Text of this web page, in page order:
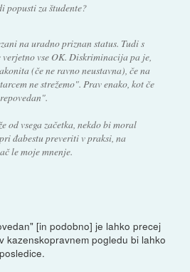
popusti za študente?
na uradno priznan status. Tudi s
vse OK. Diskriminacija pa je,
(če ne ravno neustavna), če na
ne strežemo". Prav enako, kot če
od vsega začetka, nekdo bi moral
đabestu preveriti v praksi, na
le moje mnenje.
[in podobno] je lahko precej
kazenskopravnem pogledu bi lahko